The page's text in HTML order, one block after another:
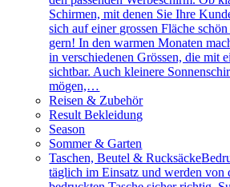
Schirmen, mit denen Sie Ihre
sich auf einer grossen Fläche
gern! In den warmen Monaten
in verschiedenen Grössen, die mit
sichtbar. Auch kleinere
mögen,…
Reisen & Zubehör
Result Bekleidung
Season
Sommer & Garten
Taschen, Beutel & Rucksäcke
täglich im Einsatz und werden von